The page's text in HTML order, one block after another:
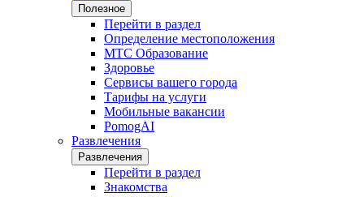
Полезное
Перейти в раздел
Определение местоположения
МТС Образование
Здоровье
Сервисы вашего города
Тарифы на услуги
Мобильные вакансии
PomogAI
Развлечения
Развлечения
Перейти в раздел
Знакомства